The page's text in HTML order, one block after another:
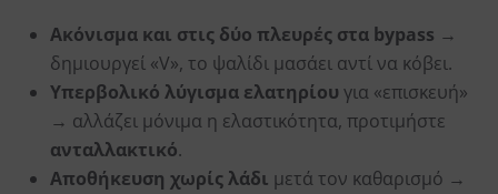
Ακόνισμα και στις δύο πλευρές στα bypass →
δημιουργεί «V», το ψαλίδι μασάει αντί να κόβει.
Υπερβολικό λύγισμα ελατηρίου για «επισκευή»
→ αλλάζει μόνιμα η ελαστικότητα, προτιμήστε
ανταλλακτικό.
Αποθήκευση χωρίς λάδι μετά τον καθαρισμό →